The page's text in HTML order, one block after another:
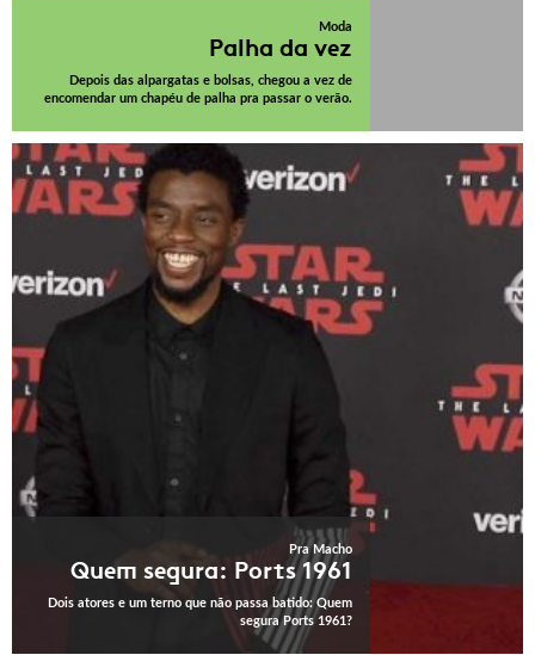
Moda
Palha da vez
Depois das alpargatas e bolsas, chegou a vez de
encomendar um chapéu de palha pra passar o verão.
Pra Macho
Quem segura: Ports 1961
Dois atores e um terno que não passa batido: Quem
segura Ports 1961?